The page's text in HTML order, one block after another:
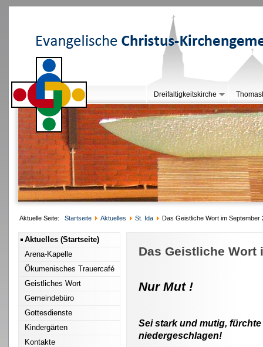
Dreifaltigkeitskirche
Aktuelle Seite: Startseite Aktuelles St. Ida Das Geistliche Wort im September
Aktuelles (Startseite)
Arena-Kapelle
Ökumenisches Trauercafé
Geistliches Wort
Gemeindebüro
Gottesdienste
Kindergärten
Kontakte
Das Geistliche Wort
Nur Mut !
Sei stark und mutig,
niedergeschlagen!